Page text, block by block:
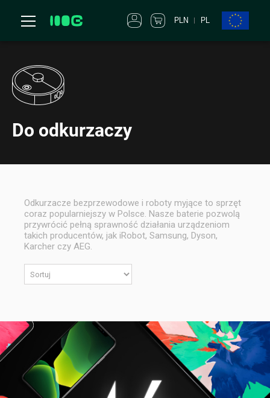
PLN PL
Do odkurzaczy
Odkurzacze bezprzewodowe i roboty myjące to sprzęt
coraz popularniejszy w Polsce. Nasze baterie pozwolą
przywrócić pełną sprawność działania urządzeniom
takich producentów, jak iRobot, Samsung, Dyson,
Karcher czy AEG.